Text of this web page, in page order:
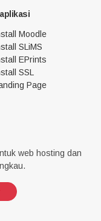
Moodle
SLiMS
EPrints
SSL
Page
web hosting dan